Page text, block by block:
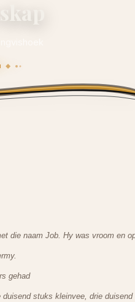
die naam Job. Hy was vroom en
gehad
stuks kleinvee, drie duisend